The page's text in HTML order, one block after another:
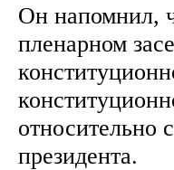
Он напомнил,
пленарном
относительно
президента.